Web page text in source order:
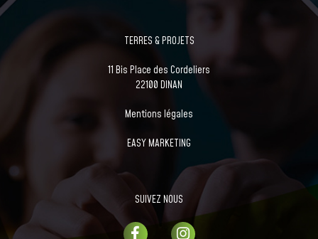
TERRES & PROJETS
11 Bis Place des Cordeliers
22100 DINAN
Mentions légales
EASY MARKETING
SUIVEZ NOUS